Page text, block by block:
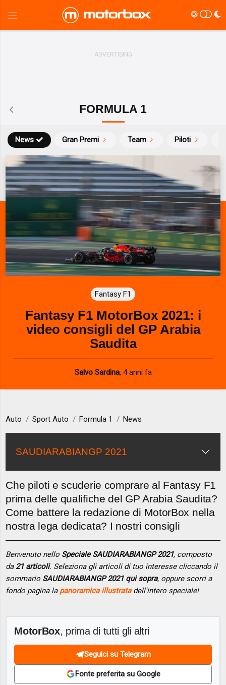
FORMULA 1
News Gran Premi Team Piloti
Fantasy F1
Fantasy F1 MotorBox 2021: i
video consigli del GP Arabia
Saudita
Salvo Sardina, 4 anni fa
Auto Sport Auto Formula 1 News
SAUDIARABIANGP 2021
Che piloti e scuderie comprare al Fantasy F1
prima delle qualifiche del GP Arabia Saudita?
Come battere la redazione di MotorBox nella
nostra lega dedicata? I nostri consigli
Benvenuto nello Speciale SAUDIARABIANGP 2021, composto
da 21 articoli. Seleziona gli articoli di tuo interesse cliccando il
sommario SAUDIARABIANGP 2021 qui sopra, oppure scorri a
fondo pagina la panoramica illustratadell'intero speciale!
MotorBox, prima di tutti gli altri
Seguici su Telegram
Fonte preferita su Google